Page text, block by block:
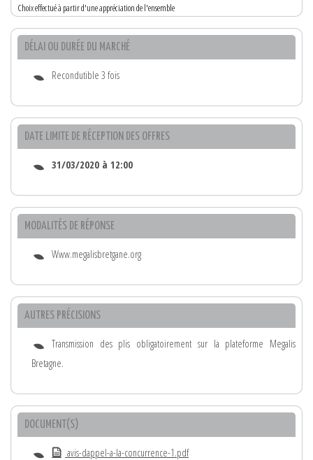
Choix effectué à partir d'une appréciation de l'ensemble
DÉLAI OU DURÉE DU MARCHÉ
Recondutible 3 fois
DATE LIMITE DE RÉCEPTION DES OFFRES
31/03/2020 à 12:00
MODALITÉS DE RÉPONSE
Www.megalisbretgane.org
AUTRES PRÉCISIONS
Transmission des plis obligatoirement sur la plateforme Megalis
Bretagne.
DOCUMENT(S)
avis-dappel-a-la-concurrence-1.pdf